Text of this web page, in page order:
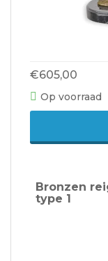
€605,00
Op voorraad
Bronzen
type 1